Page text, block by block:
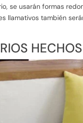
se usarán formas
llamativos también